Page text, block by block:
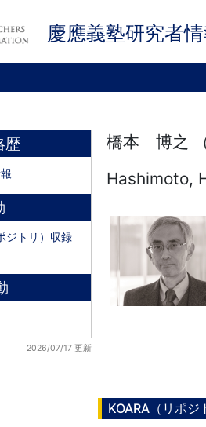
慶應義塾研究者
歴
ジトリ）収録
2026/07/17 更新
橋本 博之
Hashimoto,
KOARA（リポ